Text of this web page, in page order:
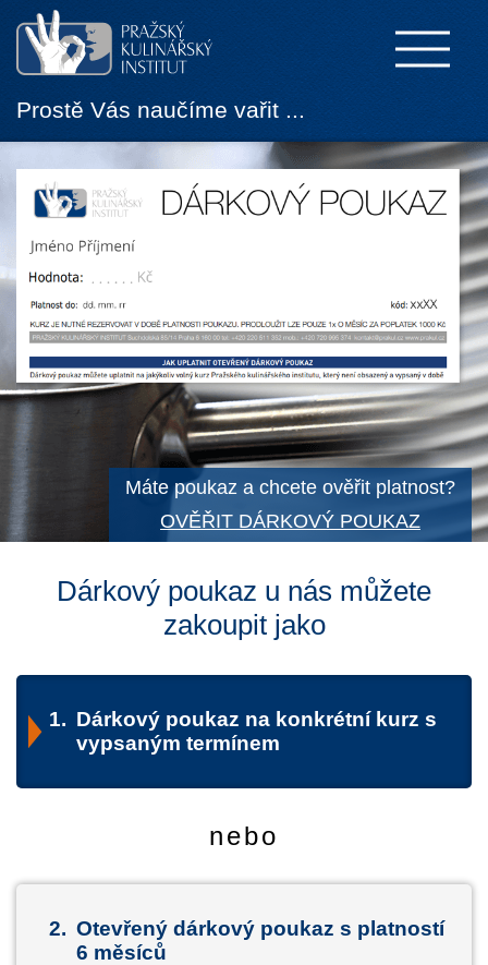
Prostě Vás naučíme vařit ...
Máte poukaz a chcete ověřit platnost?
OVĚŘIT DÁRKOVÝ POUKAZ
Dárkový poukaz u nás můžete
zakoupit jako
1. Dárkový poukaz na konkrétní kurz s
vypsaným termínem
nebo
2. Otevřený dárkový poukaz s platností
6 měsíců